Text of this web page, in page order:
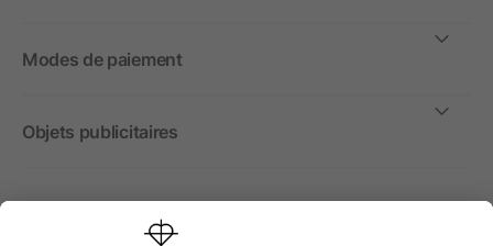
Modes de paiement
Objets publicitaires
International